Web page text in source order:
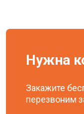
Нужна
Закажите
перезвоним